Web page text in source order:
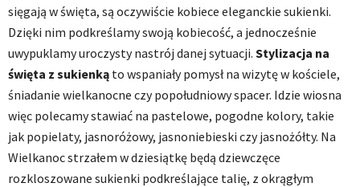
sięgają w święta, są oczywiście kobiece eleganckie sukienki.
Dzięki nim podkreślamy swoją kobiecość, a jednocześnie
uwypuklamy uroczysty nastrój danej sytuacji. Stylizacja na
święta z sukienką to wspaniały pomysł na wizytę w kościele,
śniadanie wielkanocne czy popołudniowy spacer. Idzie wiosna
więc polecamy stawiać na pastelowe, pogodne kolory, takie
jak popielaty, jasnoróżowy, jasnoniebieski czy jasnożółty. Na
Wielkanoc strzałem w dziesiątkę będą dziewczęce
rozkloszowane sukienki podkreślające talię, z okrągłym